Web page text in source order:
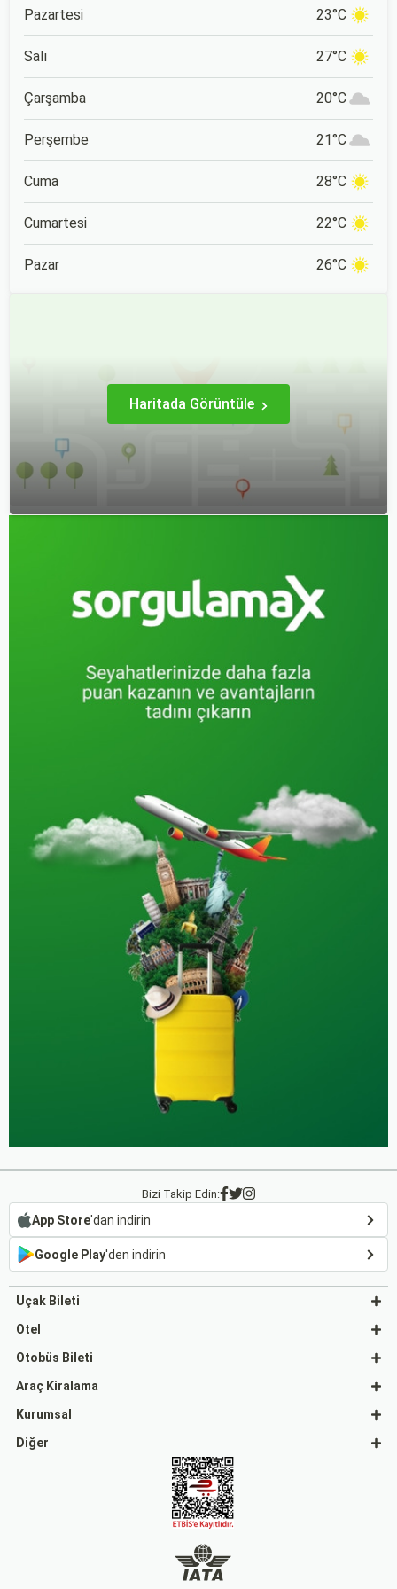
güzellikleri içerisinde
konumlanan Kartalkaya,
İstanbul ve Ankara gibi
büyük şehirlere yakın
konumu nedeniyle de
popüler bir tatil rotası.
Pazartesi 23°C
Salı 27°C
Çarşamba 20°C
Perşembe 21°C
Cuma 28°C
Cumartesi 22°C
Pazar 26°C
Haritada Görüntüle
Bizi Takip Edin:
App Store'dan indirin
Google Play'den indirin
Uçak Bileti
Otel
Otobüs Bileti
Araç Kiralama
Kurumsal
Diğer